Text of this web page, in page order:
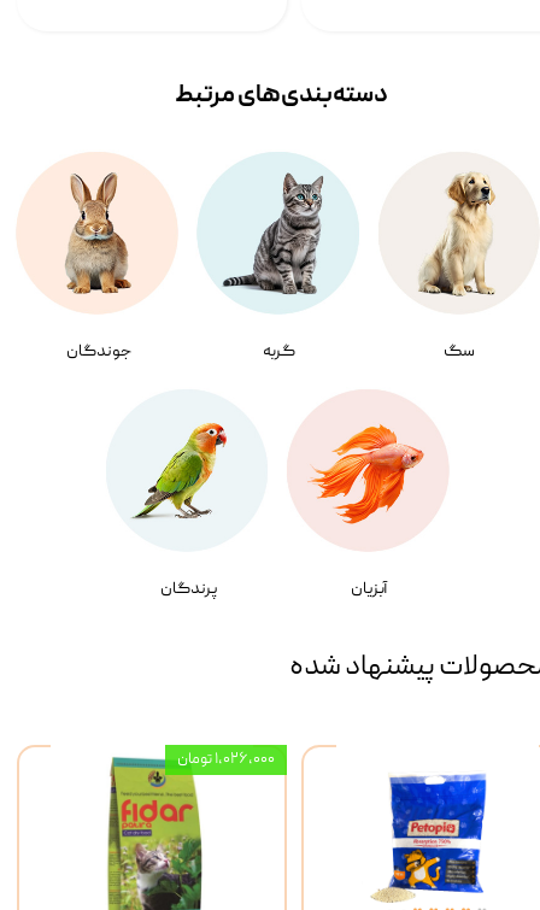
سگ گربه جوندگان
آبزیان پرندگان
دسته‌بندی‌‌های مرتبط
پیشنهاد شده
۱,۰۲۶,۰۰۰ تومان